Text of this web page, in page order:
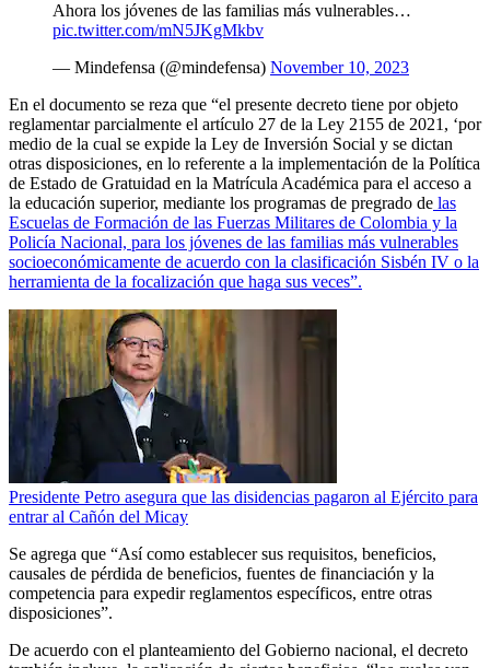
Ahora los jóvenes de las familias más vulnerables…
pic.twitter.com/mN5JKgMkbv
— Mindefensa (@mindefensa) November 10, 2023
En el documento se reza que “el presente decreto tiene por objeto
reglamentar parcialmente el artículo 27 de la Ley 2155 de 2021, ‘por
medio de la cual se expide la Ley de Inversión Social y se dictan
otras disposiciones, en lo referente a la implementación de la Política
de Estado de Gratuidad en la Matrícula Académica para el acceso a
la educación superior, mediante los programas de pregrado de las
Escuelas de Formación de las Fuerzas Militares de Colombia y la
Policía Nacional, para los jóvenes de las familias más vulnerables
socioeconómicamente de acuerdo con la clasificación Sisbén IV o la
herramienta de la focalización que haga sus veces”.
Presidente Petro asegura que las disidencias pagaron al Ejército para
entrar al Cañón del Micay
Se agrega que “Así como establecer sus requisitos, beneficios,
causales de pérdida de beneficios, fuentes de financiación y la
competencia para expedir reglamentos específicos, entre otras
disposiciones”.
De acuerdo con el planteamiento del Gobierno nacional, el decreto